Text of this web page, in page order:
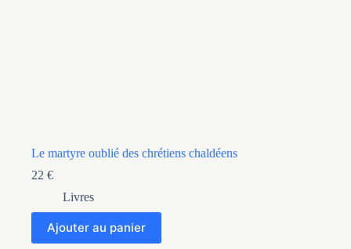
Le martyre oublié des chrétiens chaldéens
22 €
Livres
Ajouter au panier